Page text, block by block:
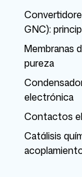
GNC):
Membranas
pureza
electrónica
Contactos
Catálisis